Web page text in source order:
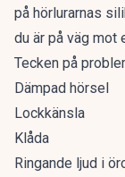
på hörlurarnas
du är på väg mot
Tecken på
Dämpad hörsel
Lockkänsla
Klåda
Ringande ljud i